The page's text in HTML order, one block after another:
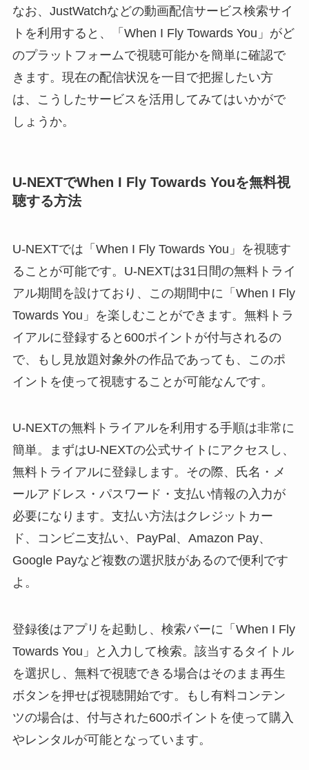
なお、JustWatchなどの動画配信サービス検索サイ
トを利用すると、「When I Fly Towards You」がど
のプラットフォームで視聴可能かを簡単に確認で
きます。現在の配信状況を一目で把握したい方
は、こうしたサービスを活用してみてはいかがで
しょうか。
U-NEXTでWhen I Fly Towards Youを無料視
聴する方法
U-NEXTでは「When I Fly Towards You」を視聴す
ることが可能です。U-NEXTは31日間の無料トライ
アル期間を設けており、この期間中に「When I Fly
Towards You」を楽しむことができます。無料トラ
イアルに登録すると600ポイントが付与されるの
で、もし見放題対象外の作品であっても、このポ
イントを使って視聴することが可能なんです。
U-NEXTの無料トライアルを利用する手順は非常に
簡単。まずはU-NEXTの公式サイトにアクセスし、
無料トライアルに登録します。その際、氏名・メ
ールアドレス・パスワード・支払い情報の入力が
必要になります。支払い方法はクレジットカー
ド、コンビニ支払い、PayPal、Amazon Pay、
Google Payなど複数の選択肢があるので便利です
よ。
登録後はアプリを起動し、検索バーに「When I Fly
Towards You」と入力して検索。該当するタイトル
を選択し、無料で視聴できる場合はそのまま再生
ボタンを押せば視聴開始です。もし有料コンテン
ツの場合は、付与された600ポイントを使って購入
やレンタルが可能となっています。